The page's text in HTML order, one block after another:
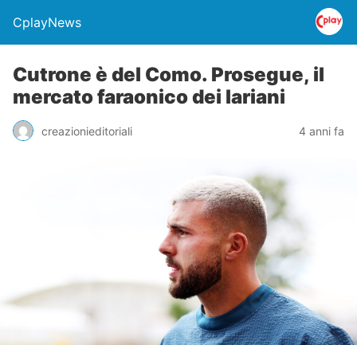
CplayNews
Cutrone è del Como. Prosegue, il
mercato faraonico dei lariani
creazionieditoriali 4 anni fa